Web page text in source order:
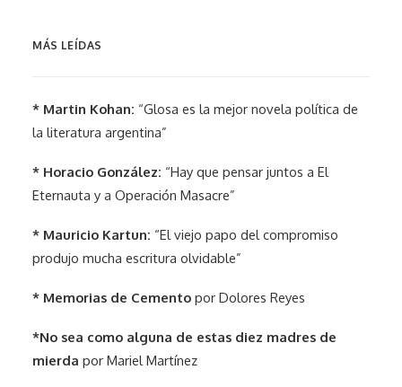
MÁS LEÍDAS
* Martin Kohan: “Glosa es la mejor novela política de
la literatura argentina”
* Horacio González: “Hay que pensar juntos a El
Eternauta y a Operación Masacre”
* Mauricio Kartun: “El viejo papo del compromiso
produjo mucha escritura olvidable”
* Memorias de Cemento por Dolores Reyes
*No sea como alguna de estas diez madres de
mierda por Mariel Martínez